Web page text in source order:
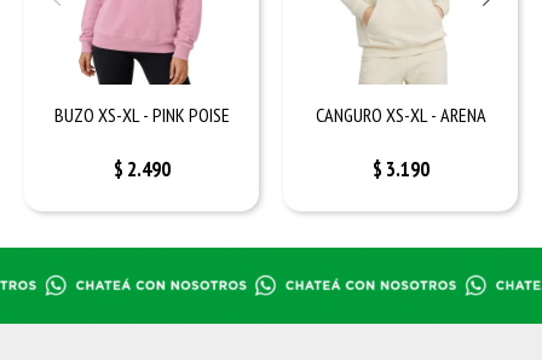
BUZO XS-XL - PINK POISE
$ 2.490
CANGURO XS-XL - ARENA
$ 3.190